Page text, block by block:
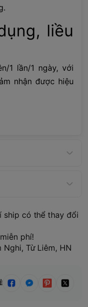
liều
1 lần/1 ngày, với
nhận được hiệu
ship có thể thay đổi
phí!
Từ Liêm, HN